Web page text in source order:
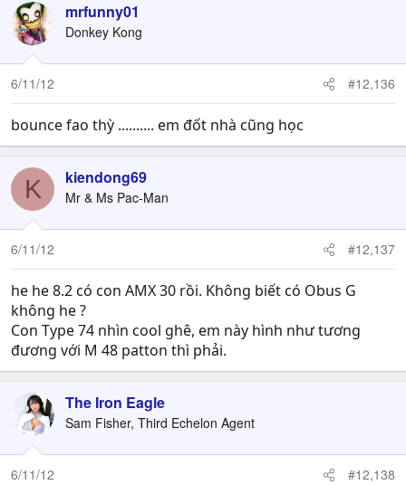
mrfunny01
Donkey Kong
6/11/12 #12,136
bounce fao thỳ .......... em đốt nhà cũng học
K kiendong69
Mr & Ms Pac-Man
6/11/12 #12,137
he he 8.2 có con AMX 30 rồi. Không biết có Obus G
không he ?
Con Type 74 nhìn cool ghê, em này hình như tương
đương với M 48 patton thì phải.
The Iron Eagle
Sam Fisher, Third Echelon Agent
6/11/12 #12,138